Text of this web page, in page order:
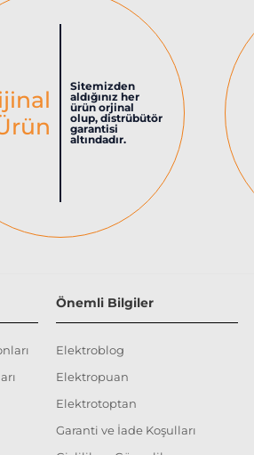
Sitemizden
aldığınız her
ürün orjinal
olup, distrübütör
garantisi
altındadır.
Önemli Bilgiler
Elektroblog
Elektropuan
Elektrotoptan
Garanti ve İade Koşulları